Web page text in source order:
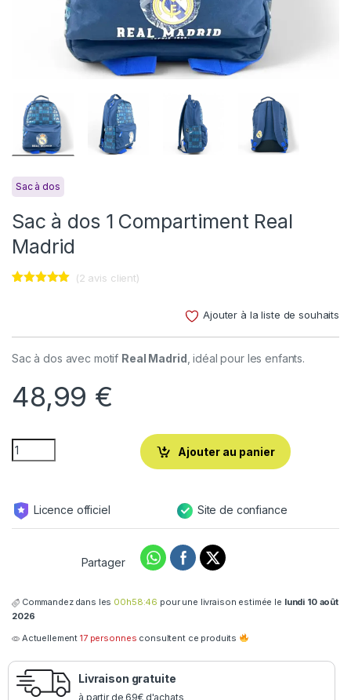
Sac à dos
Sac à dos 1 Compartiment Real
Madrid
client
(2 avis client)
Ajouter à la liste de souhaits
Sac à dos avec motif Real Madrid , idéal pour les enfants.
48,99 €
Ajouter au panier
Licence officiel Site de confiance
Partager
Commandez dans les 00h58:45 pour une livraison estimée le lundi 10 août
2026
Actuellement17 personnes consultent ce produits
Livraison gratuite
à partir de 69€ d'achats